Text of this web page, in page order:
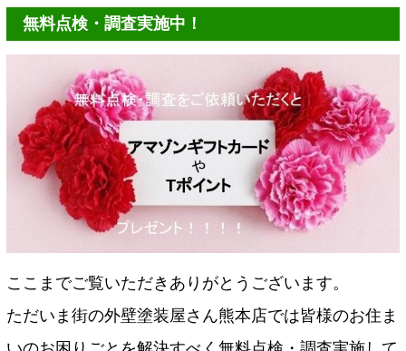
無料点検・調査実施中！
ここまでご覧いただきありがとうございます。
ただいま街の外壁塗装屋さん熊本店では皆様のお住ま